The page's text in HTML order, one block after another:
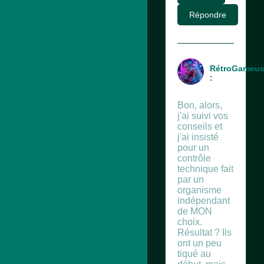
Répondre
:
Bon, alors,
j'ai suivi vos
conseils et
j'ai insisté
pour un
contrôle
technique fait
par un
organisme
indépendant
de MON
choix.
Résultat ? Ils
ont un peu
tiqué au